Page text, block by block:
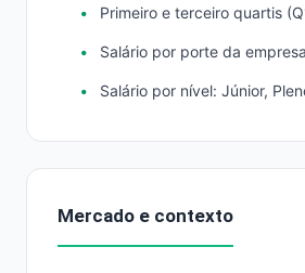
Primeiro e terceiro quartis
Salário por porte da empresa
Salário por nível: Júnior,
Mercado e contexto